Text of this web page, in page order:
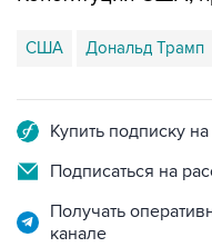
США Дональд Трамп
Купить подписку
Подписаться на
Получать
канале